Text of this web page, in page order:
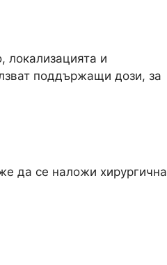
локализацията и
поддържащи дози, за
да се наложи хирургична